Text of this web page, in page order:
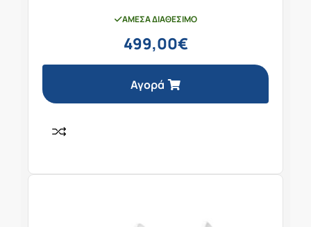
ΆΜΕΣΑ ΔΙΑΘΈΣΙΜΟ
499,00€
Αγορά